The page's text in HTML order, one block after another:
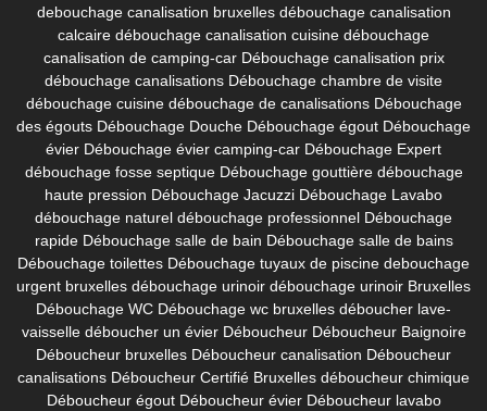
debouchage canalisation bruxelles débouchage canalisation
calcaire débouchage canalisation cuisine débouchage
canalisation de camping-car Débouchage canalisation prix
débouchage canalisations Débouchage chambre de visite
débouchage cuisine débouchage de canalisations Débouchage
des égouts Débouchage Douche Débouchage égout Débouchage
évier Débouchage évier camping-car Débouchage Expert
débouchage fosse septique Débouchage gouttière débouchage
haute pression Débouchage Jacuzzi Débouchage Lavabo
débouchage naturel débouchage professionnel Débouchage
rapide Débouchage salle de bain Débouchage salle de bains
Débouchage toilettes Débouchage tuyaux de piscine debouchage
urgent bruxelles débouchage urinoir débouchage urinoir Bruxelles
Débouchage WC Débouchage wc bruxelles déboucher lave-
vaisselle déboucher un évier Déboucheur Déboucheur Baignoire
Déboucheur bruxelles Déboucheur canalisation Déboucheur
canalisations Déboucheur Certifié Bruxelles déboucheur chimique
Déboucheur égout Déboucheur évier Déboucheur lavabo